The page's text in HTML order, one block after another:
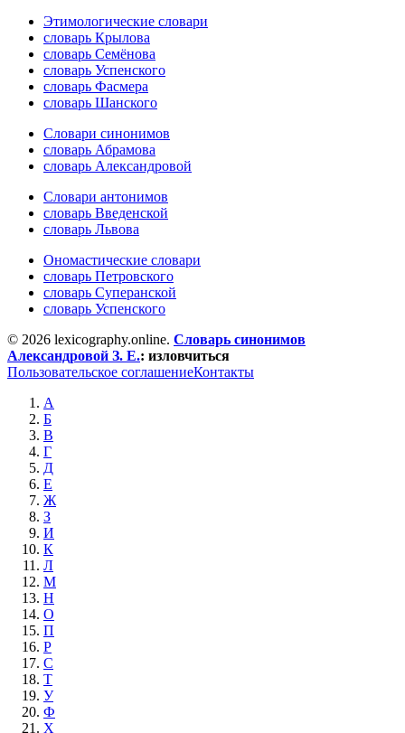
Этимологические словари
словарь Крылова
словарь Семёнова
словарь Успенского
словарь Фасмера
словарь Шанского
Словари синонимов
словарь Абрамова
словарь Александровой
Словари антонимов
словарь Введенской
словарь Львова
Ономастические словари
словарь Петровского
словарь Суперанской
словарь Успенского
© 2026 lexicography.online. Словарь синонимов
Александровой З. Е.: изловчиться
Пользовательское соглашениеКонтакты
А
Б
В
Г
Д
Е
Ж
З
И
К
Л
М
Н
О
П
Р
С
Т
У
Ф
Х